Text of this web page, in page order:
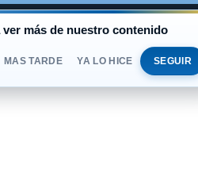
BLUE$1.525OFICIAL$1.520
más de nuestro contenido
MAS TARDE YA LO HICE SEGUIR